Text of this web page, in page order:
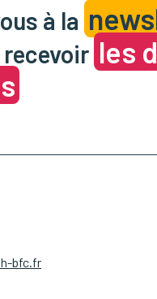
à la
les
bfc.fr